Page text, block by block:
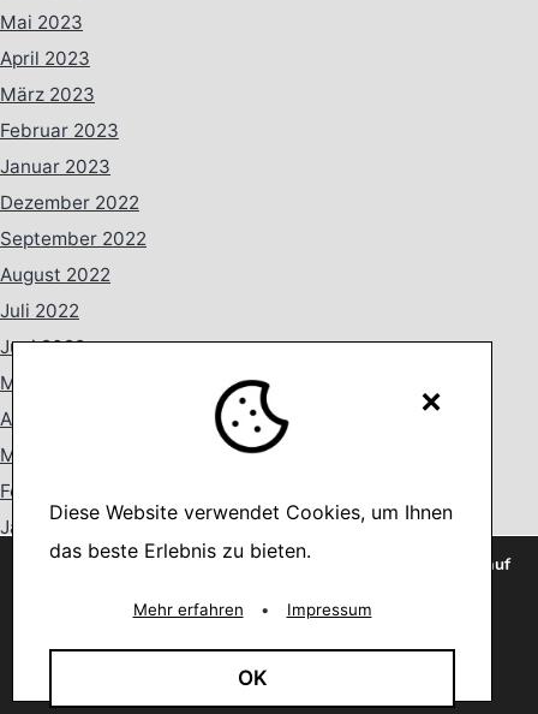
Mai 2023
April 2023
März 2023
Februar 2023
Januar 2023
Dezember 2022
September 2022
August 2022
Juli 2022
Juni 2022
Mai 2022
April 2022
März 2022
Februar 2022
Januar 2022
Dezember 2021
Juni 2021
×
Diese Website verwendet Cookies, um Ihnen
das beste Erlebnis zu bieten.
Mehr erfahren • Impressum
OK
Wir verwenden Cookies, um dir die bestmögliche Erfahrung auf
You can find out more about which cookies we are using or